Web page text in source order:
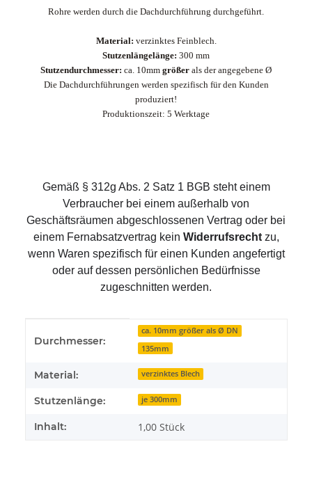
Rohre werden durch die Dachdurchführung durchgeführt.
Material: verzinktes Feinblech.
Stutzenlängelänge: 300 mm
Stutzendurchmesser: ca. 10mm größer als der angegebene Ø
Die Dachdurchführungen werden spezifisch für den Kunden
produziert!
Produktionszeit: 5 Werktage
Gemäß § 312g Abs. 2 Satz 1 BGB steht einem
Verbraucher bei einem außerhalb von
Geschäftsräumen abgeschlossenen Vertrag oder bei
einem Fernabsatzvertrag kein Widerrufsrecht zu,
wenn Waren spezifisch für einen Kunden angefertigt
oder auf dessen persönlichen Bedürfnisse
zugeschnitten werden.
Durchmesser:
ca. 10mm größer als Ø DN
135mm
Material: verzinktes Blech
Stutzenlänge: je 300mm
Inhalt: 1,00 Stück